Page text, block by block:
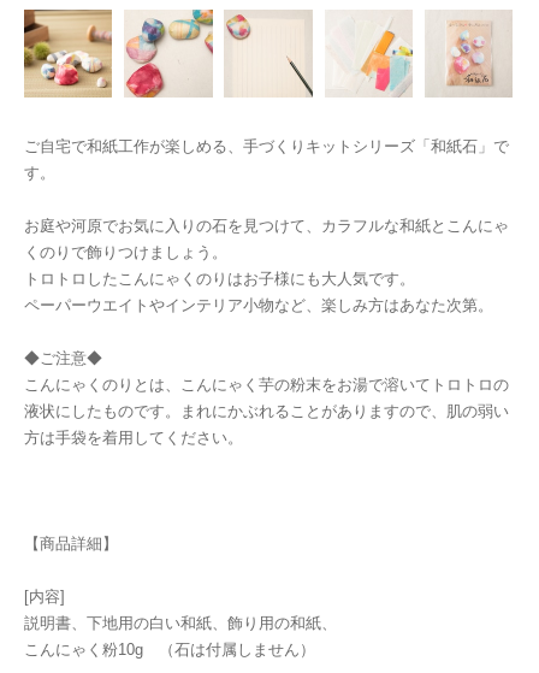
ご自宅で和紙工作が楽しめる、手づくりキットシリーズ「和紙石」で
す。
お庭や河原でお気に入りの石を見つけて、カラフルな和紙とこんにゃ
くのりで飾りつけましょう。
トロトロしたこんにゃくのりはお子様にも大人気です。
ペーパーウエイトやインテリア小物など、楽しみ方はあなた次第。
◆ご注意◆
こんにゃくのりとは、こんにゃく芋の粉末をお湯で溶いてトロトロの
液状にしたものです。まれにかぶれることがありますので、肌の弱い
方は手袋を着用してください。
【商品詳細】
[内容]
説明書、下地用の白い和紙、飾り用の和紙、
こんにゃく粉10g （石は付属しません）